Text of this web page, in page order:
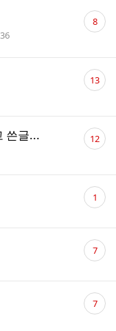
회수
댓
글 8
댓
글13
쓴글...
댓
글12
댓
글 1
댓
글 7
댓
글 7